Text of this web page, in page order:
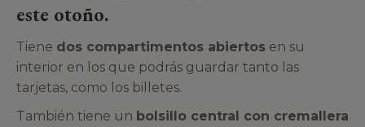
este otoño.
Tiene dos compartimentos abiertos en su
interior en los que podrás guardar tanto las
tarjetas, como los billetes.
También tiene un bolsillo central con cremallera